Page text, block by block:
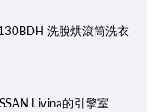
洗脫烘滾筒洗衣
Livina的引擎室